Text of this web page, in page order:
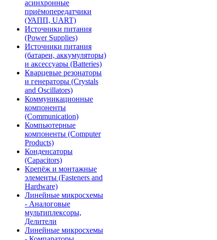
асинхронные
приёмопередатчики
(УАПП, UART)
Источники питания
(Power Supplies)
Источники питания
(батареи, аккумуляторы)
и аксессуары (Batteries)
Кварцевые резонаторы
и генераторы (Crystals
and Oscillators)
Коммуникационные
компоненты
(Communication)
Компьютерные
компоненты (Computer
Products)
Конденсаторы
(Capacitors)
Крепёж и монтажные
элементы (Fasteners and
Hardware)
Линейные микросхемы
- Аналоговые
мультиплексоры,
Делители
Линейные микросхемы